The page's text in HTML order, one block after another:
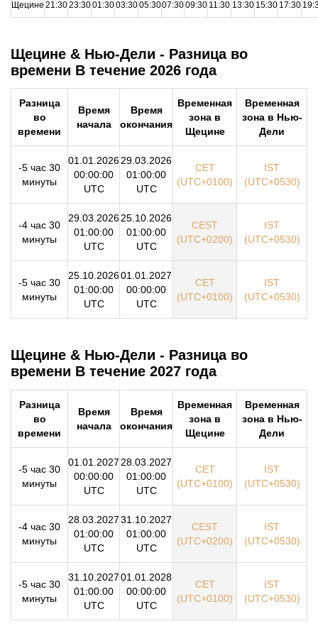
Щецине 21:3023:3001:3003:3005:3007:3009:30 11:30 13:30 15:30 17:30
Щецине & Нью-Дели - Разница во
времени В течение 2026 года
Разница
во
времени
Время
начала
Время
окончания
Временная
зона в
Щецине
Временная
зона в Нью-
Дели
-5 час 30
минуты
01.01.2026
00:00:00
UTC
29.03.2026
01:00:00
UTC
CET
(UTC+0100)
IST
(UTC+0530)
-4 час 30
минуты
29.03.2026
01:00:00
UTC
25.10.2026
01:00:00
UTC
CEST
(UTC+0200)
IST
(UTC+0530)
-5 час 30
минуты
25.10.2026
01:00:00
UTC
01.01.2027
00:00:00
UTC
CET
(UTC+0100)
IST
(UTC+0530)
Щецине & Нью-Дели - Разница во
времени В течение 2027 года
Разница
во
времени
Время
начала
Время
окончания
Временная
зона в
Щецине
Временная
зона в Нью-
Дели
-5 час 30
минуты
01.01.2027
00:00:00
UTC
28.03.2027
01:00:00
UTC
CET
(UTC+0100)
IST
(UTC+0530)
-4 час 30
минуты
28.03.2027
01:00:00
UTC
31.10.2027
01:00:00
UTC
CEST
(UTC+0200)
IST
(UTC+0530)
-5 час 30
минуты
31.10.2027
01:00:00
UTC
01.01.2028
00:00:00
UTC
CET
(UTC+0100)
IST
(UTC+0530)